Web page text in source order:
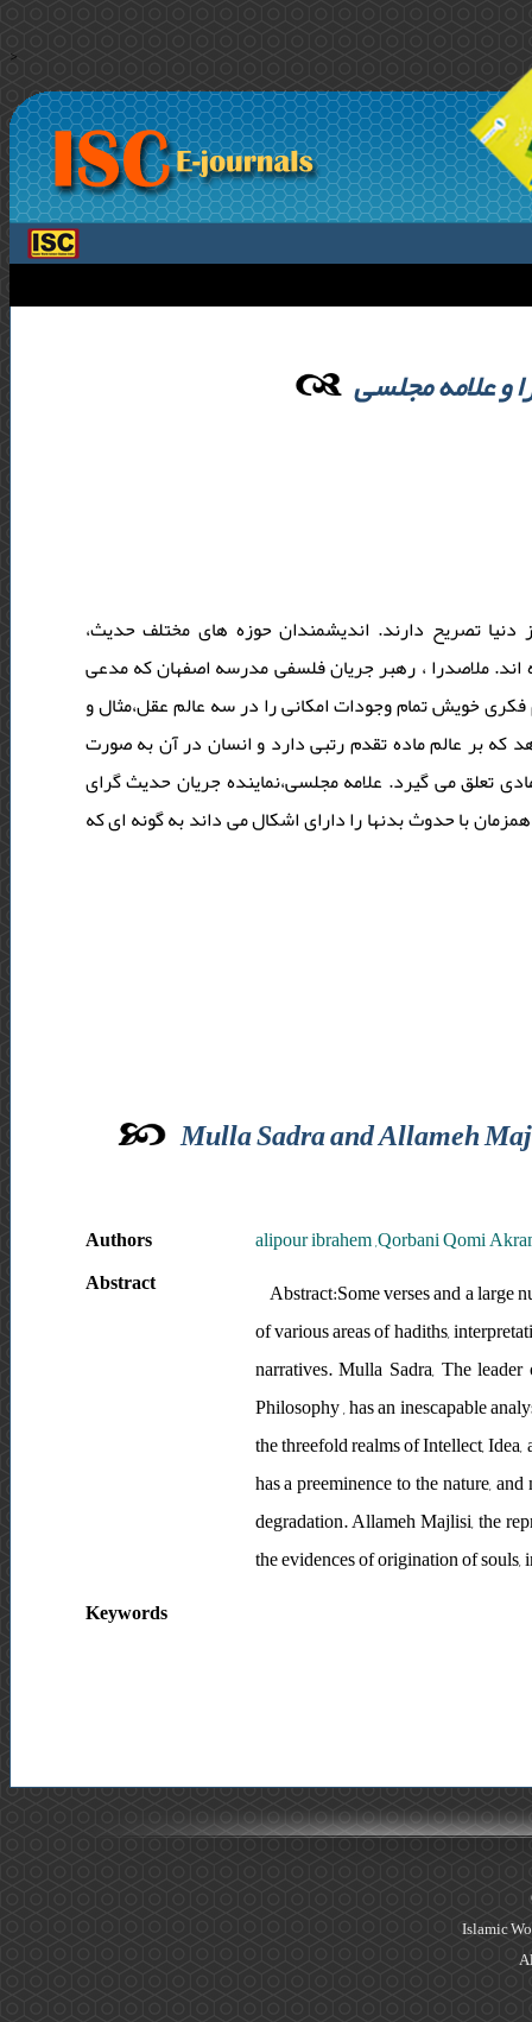
>
و علامه مجلسی
تصریح دارند. اندیشمندان حوزه های مختلف حدیث،
اند. ملاصدرا ، رهبر جریان فلسفی مدرسه اصفهان که مدعی
فکری خویش تمام وجودات امکانی را در سه عالم عقل،مثال و
که بر عالم ماده تقدم رتبی دارد و انسان در آن به صورت
می گیرد. علامه مجلسی،نماینده جریان حدیث گرای
با حدوث بدنها را دارای اشکال می داند به گونه ای که
Mulla Sadra and Allameh
Authors
alipour ibrahem ,Qorbani Qomi
Abstract
Abstract:Some verses and a large
of various areas of hadiths,
narratives. Mulla Sadra, The
Philosophy , has an inescapable
the threefold realms of Intellect,
has a preeminence to the nature,
degradation. Allameh Majlisi, the
the evidences of origination of souls,
Keywords
Islamic